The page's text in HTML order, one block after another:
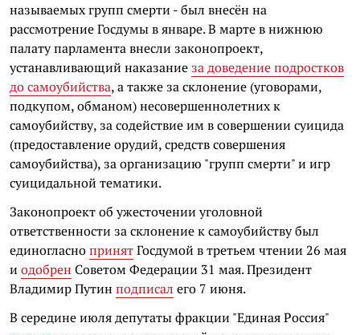
называемых групп смерти - был внесён на
рассмотрение Госдумы в январе. В марте в нижнюю
палату парламента внесли законопроект,
устанавливающий наказание за доведение подростков
до самоубийства, а также за склонение (уговорами,
подкупом, обманом) несовершеннолетних к
самоубийству, за содействие им в совершении суицида
(предоставление орудий, средств совершения
самоубийства), за организацию "групп смерти" и игр
суицидальной тематики.
Законопроект об ужесточении уголовной
ответственности за склонение к самоубийству был
единогласнопринятГосдумой в третьем чтении 26 мая
и одобрен Советом Федерации 31 мая. Президент
Владимир Путин подписал его 7 июня.
В середине июля депутаты фракции "Единая Россия"